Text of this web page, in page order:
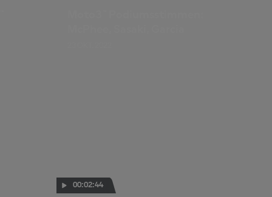
00:02:44